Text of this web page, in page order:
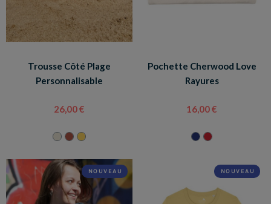
Trousse Côté Plage
Personnalisable
26,00 €
Pochette Cherwood Love
Rayures
16,00 €
NOUVEAU NOUVEAU